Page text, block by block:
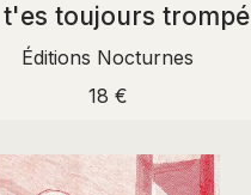
t'es toujours trompé
Éditions Nocturnes
18 €